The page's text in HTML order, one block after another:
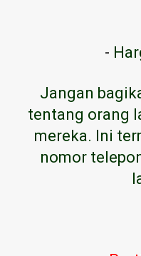
-
Jangan
tentang orang
mereka. Ini
nomor